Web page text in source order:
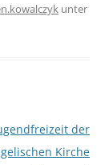
unter
der
Kirche